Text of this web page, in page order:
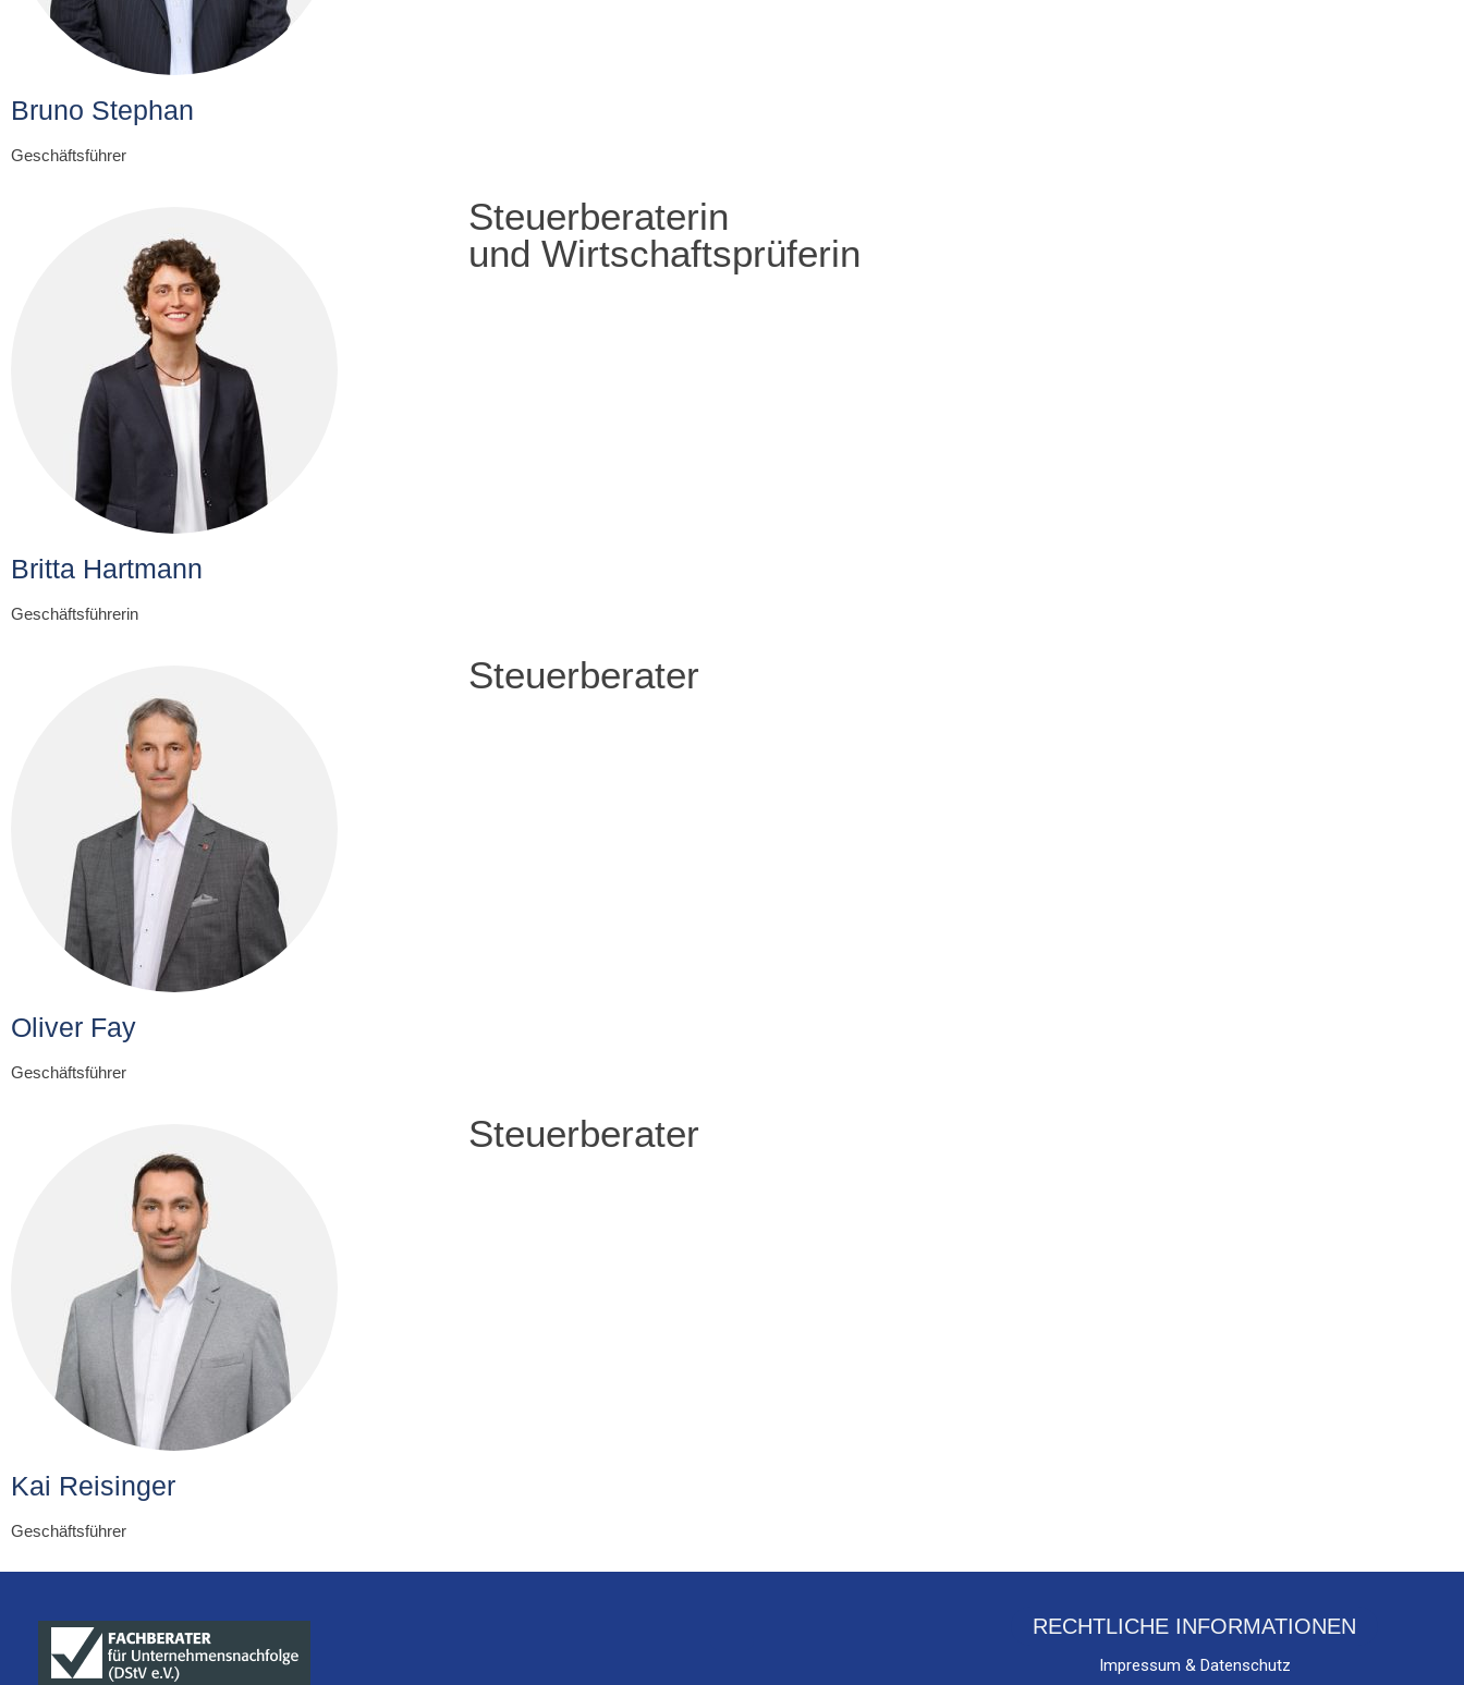
Bruno Stephan
Geschäftsführer
Britta Hartmann
Geschäftsführerin
Steuerberaterin
und Wirtschaftsprüferin
Oliver Fay
Geschäftsführer
Steuerberater
Kai Reisinger
Geschäftsführer
Steuerberater
RECHTLICHE INFORMATIONEN
Impressum & Datenschutz